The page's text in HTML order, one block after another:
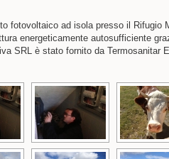
fotovoltaico ad isola presso il Rifugio
energeticamente autosufficiente
SRL è stato fornito da Termosanitar